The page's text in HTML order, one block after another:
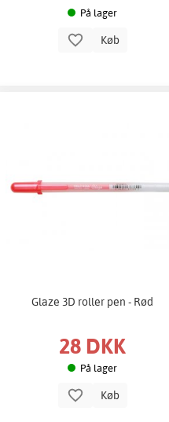
På lager
Køb
Glaze 3D roller pen - Rød
28 DKK
På lager
Køb